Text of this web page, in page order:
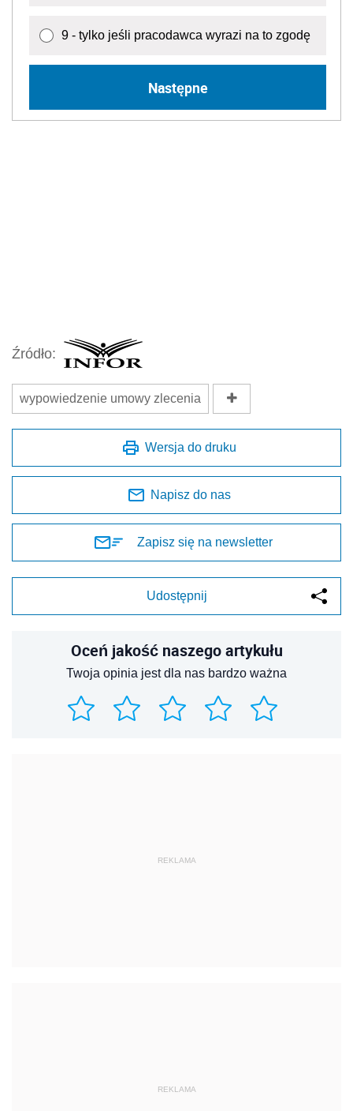
9 - tylko jeśli pracodawca wyrazi na to zgodę
Następne
Źródło:
wypowiedzenie umowy zlecenia
Wersja do druku
Napisz do nas
Zapisz się na newsletter
Udostępnij
Oceń jakość naszego artykułu
Twoja opinia jest dla nas bardzo ważna
REKLAMA
REKLAMA